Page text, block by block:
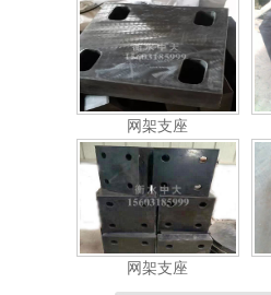
网架支座
网架支座